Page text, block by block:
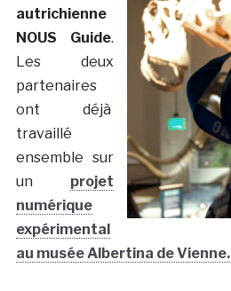
autrichienne
NOUS Guide.
Les deux
partenaires
ont déjà
travaillé
ensemble sur
un projet
numérique
expérimental
au musée Albertina de Vienne.